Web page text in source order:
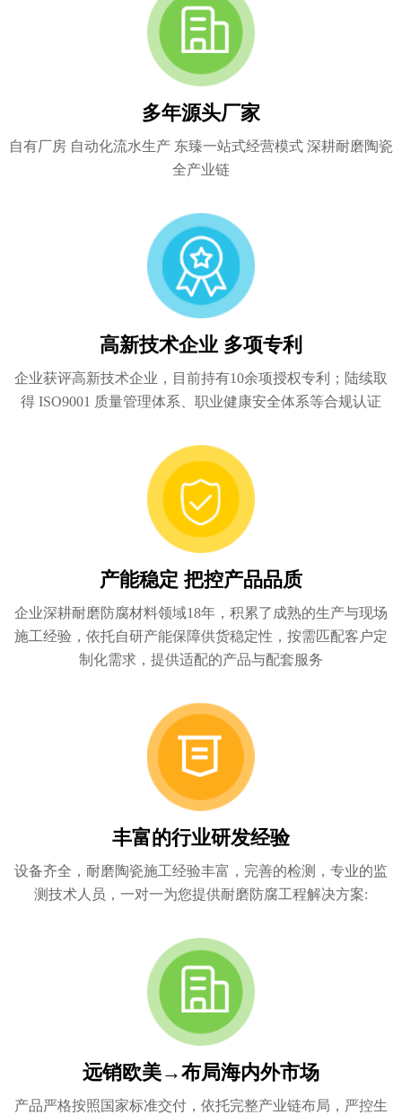
多年源头厂家
自有厂房 自动化流水生产 东臻一站式经营模式 深耕耐磨陶瓷
全产业链
高新技术企业 多项专利
企业获评高新技术企业，目前持有10余项授权专利；陆续取
得 ISO9001 质量管理体系、职业健康安全体系等合规认证
产能稳定 把控产品品质
企业深耕耐磨防腐材料领域18年，积累了成熟的生产与现场
施工经验，依托自研产能保障供货稳定性，按需匹配客户定
制化需求，提供适配的产品与配套服务
丰富的行业研发经验
设备齐全，耐磨陶瓷施工经验丰富，完善的检测，专业的监
测技术人员，一对一为您提供耐磨防腐工程解决方案:
远销欧美→布局海内外市场
产品严格按照国家标准交付，依托完整产业链布局，严控生